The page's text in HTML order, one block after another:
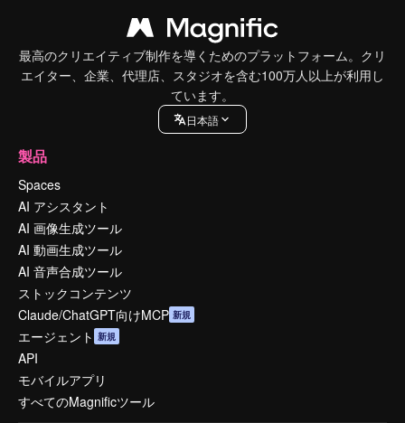
最高のクリエイティブ制作を導くためのプラットフォーム。クリ
エイター、企業、代理店、スタジオを含む100万人以上が利用し
ています。
日本語
製品
Spaces
AI アシスタント
AI 画像生成ツール
AI 動画生成ツール
AI 音声合成ツール
ストックコンテンツ
Claude/ChatGPT向けMCP 新規
エージェント 新規
API
モバイルアプリ
すべてのMagnificツール